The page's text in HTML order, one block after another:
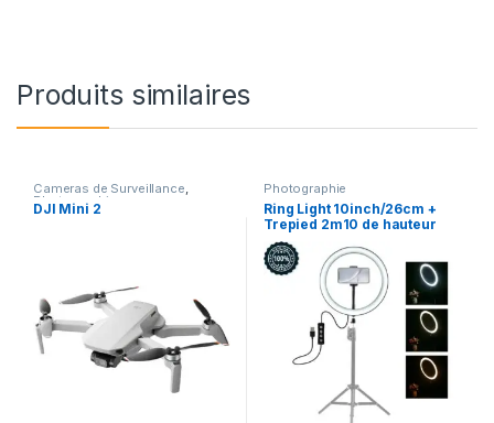
Produits similaires
Cameras de Surveillance,
Photographie
DJI Mini 2
Photographie
Ring Light 10inch/26cm +
Trepied 2m10 de hauteur